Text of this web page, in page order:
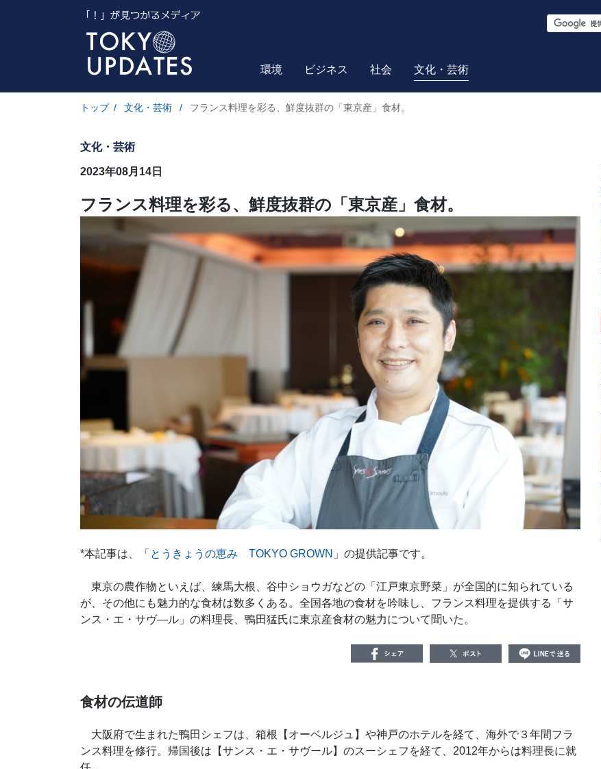
S
r
環境 ビジネス 社会 文化・芸術
トップ / 文化・芸術 / フランス料理を彩る、鮮度抜群の「東京産」食材。
文化・芸術
2023年08月14日
フランス料理を彩る、鮮度抜群の「東京産」食材。
*本記事は、「 とうきょうの恵み TOKYO GROWN 」の提供記事です。
東京の農作物といえば、練馬大根、谷中ショウガなどの「江戸東京野菜」が全国的に知られている
が、その他にも魅力的な食材は数多くある。全国各地の食材を吟味し、フランス料理を提供する「サ
ンス・エ・サヴ―ル」の料理長、鴨田猛氏に東京産食材の魅力について聞いた。
食材の伝道師
大阪府で生まれた鴨田シェフは、箱根【オーベルジュ】や神戸のホテルを経て、海外で３年間フラ
ンス料理を修行。帰国後は【サンス・エ・サヴール】のスーシェフを経て、2012年からは料理長に就